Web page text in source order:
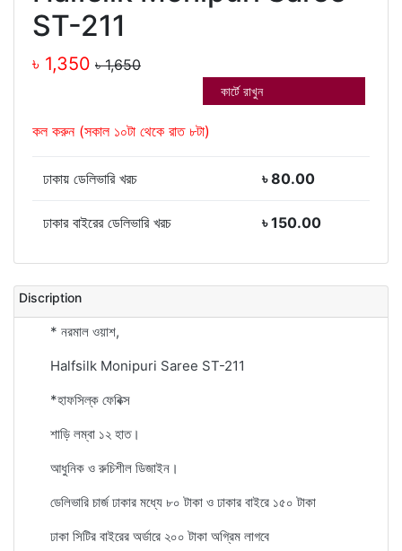
ST-211
৳ 1,350 ৳ 1,650
কার্টে রাখুন
কল করুন (সকাল ১০টা থেকে রাত ৮টা)
ঢাকায় ডেলিভারি খরচ ৳ 80.00
ঢাকার বাইরের ডেলিভারি খরচ ৳ 150.00
Discription
* নরমাল ওয়াশ,
Halfsilk Monipuri Saree ST-211
*হাফসিল্ক ফেবিক্স
শাড়ি লম্বা ১২ হাত।
আধুনিক ও রুচিশীল ডিজাইন।
ডেলিভারি চার্জ ঢাকার মধ্যে ৮০ টাকা ও ঢাকার বাইরে ১৫০ টাকা
ঢাকা সিটির বাইরের অর্ডারে ২০০ টাকা অগ্রিম লাগবে